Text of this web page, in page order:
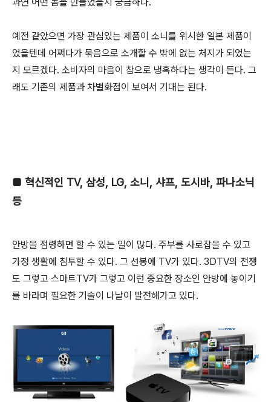
예전 같았으면 가장 관심있는 제품이 소니를 위시한 일본 제품이
었을텐데 어쩌다가 묶음으로 소개할 수 밖에 없는 처지가 되었는
지 모르겠다. 소비자의 마음이 참으로 냉혹하다는 생각이 든다. 그
래도 기존의 제품과 차별화점이 보여서 기대는 된다.
■ 혁신적인 TV, 삼성, LG, 소니, 샤프, 도시바, 파나소닉
등
안방을 점령하면 할 수 있는 일이 많다. 주부를 사로잡을 수 있고
가정 생활에 침투할 수 있다. 그 선봉에 TV가 있다. 3DTV의 전쟁
도 그렇고 스마트TV가 그렇고 이런 중요한 장소인 안방에 놓이기
를 바라며 필요한 기술이 나날이 발전해가고 있다.